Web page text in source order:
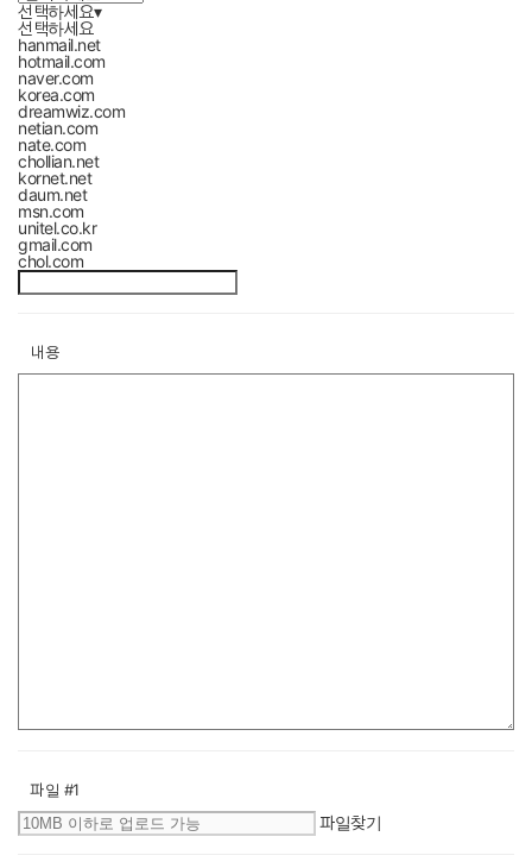
선택하세요▾
선택하세요
hanmail.net
hotmail.com
naver.com
korea.com
dreamwiz.com
netian.com
nate.com
chollian.net
kornet.net
daum.net
msn.com
unitel.co.kr
gmail.com
chol.com
내용
파일 #1
파일찾기